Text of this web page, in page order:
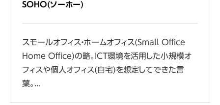
SOHO(ソーホー)
スモールオフィス・ホームオフィス(Small Office
Home Office)の略。ICT環境を活用した小規模オ
フィスや個人オフィス(自宅)を想定してできた言
葉。...